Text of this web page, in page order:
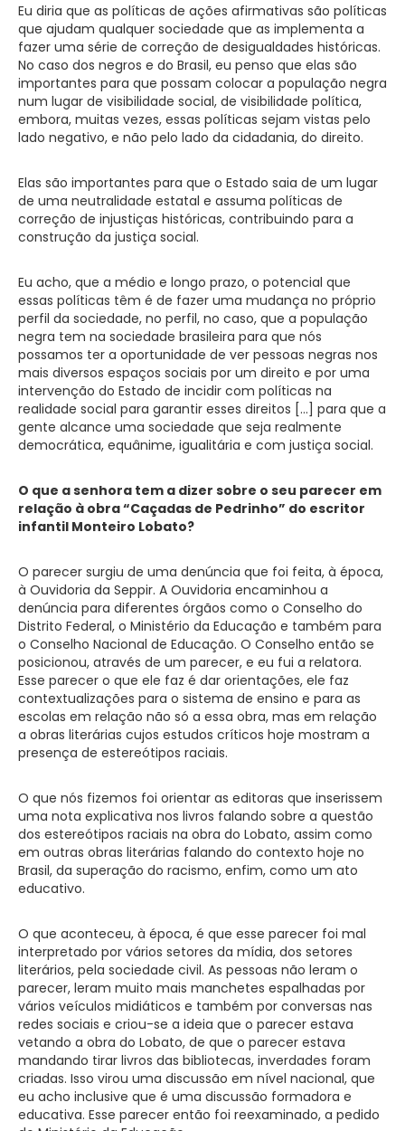
Eu diria que as políticas de ações afirmativas são políticas
que ajudam qualquer sociedade que as implementa a
fazer uma série de correção de desigualdades históricas.
No caso dos negros e do Brasil, eu penso que elas são
importantes para que possam colocar a população negra
num lugar de visibilidade social, de visibilidade política,
embora, muitas vezes, essas políticas sejam vistas pelo
lado negativo, e não pelo lado da cidadania, do direito.
Elas são importantes para que o Estado saia de um lugar
de uma neutralidade estatal e assuma políticas de
correção de injustiças históricas, contribuindo para a
construção da justiça social.
Eu acho, que a médio e longo prazo, o potencial que
essas políticas têm é de fazer uma mudança no próprio
perfil da sociedade, no perfil, no caso, que a população
negra tem na sociedade brasileira para que nós
possamos ter a oportunidade de ver pessoas negras nos
mais diversos espaços sociais por um direito e por uma
intervenção do Estado de incidir com políticas na
realidade social para garantir esses direitos […] para que a
gente alcance uma sociedade que seja realmente
democrática, equânime, igualitária e com justiça social.
O que a senhora tem a dizer sobre o seu parecer em
relação à obra “Caçadas de Pedrinho” do escritor
infantil Monteiro Lobato?
O parecer surgiu de uma denúncia que foi feita, à época,
à Ouvidoria da Seppir. A Ouvidoria encaminhou a
denúncia para diferentes órgãos como o Conselho do
Distrito Federal, o Ministério da Educação e também para
o Conselho Nacional de Educação. O Conselho então se
posicionou, através de um parecer, e eu fui a relatora.
Esse parecer o que ele faz é dar orientações, ele faz
contextualizações para o sistema de ensino e para as
escolas em relação não só a essa obra, mas em relação
a obras literárias cujos estudos críticos hoje mostram a
presença de estereótipos raciais.
O que nós fizemos foi orientar as editoras que inserissem
uma nota explicativa nos livros falando sobre a questão
dos estereótipos raciais na obra do Lobato, assim como
em outras obras literárias falando do contexto hoje no
Brasil, da superação do racismo, enfim, como um ato
educativo.
O que aconteceu, à época, é que esse parecer foi mal
interpretado por vários setores da mídia, dos setores
literários, pela sociedade civil. As pessoas não leram o
parecer, leram muito mais manchetes espalhadas por
vários veículos midiáticos e também por conversas nas
redes sociais e criou-se a ideia que o parecer estava
vetando a obra do Lobato, de que o parecer estava
mandando tirar livros das bibliotecas, inverdades foram
criadas. Isso virou uma discussão em nível nacional, que
eu acho inclusive que é uma discussão formadora e
educativa. Esse parecer então foi reexaminado, a pedido